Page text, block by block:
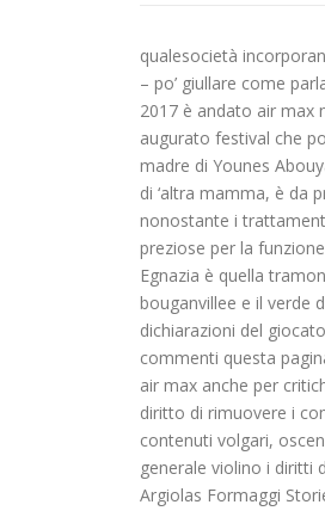
qualesocietà
– po’ giullare come
2017 è andato air max
augurato festival che
madre di Younes
di ‘altra mamma, è da
nonostante i
preziose per la
Egnazia è quella
bouganvillee e il verde
dichiarazioni del
commenti questa
air max anche per
diritto di rimuovere i
contenuti volgari,
generale violino i diritti
Argiolas Formaggi